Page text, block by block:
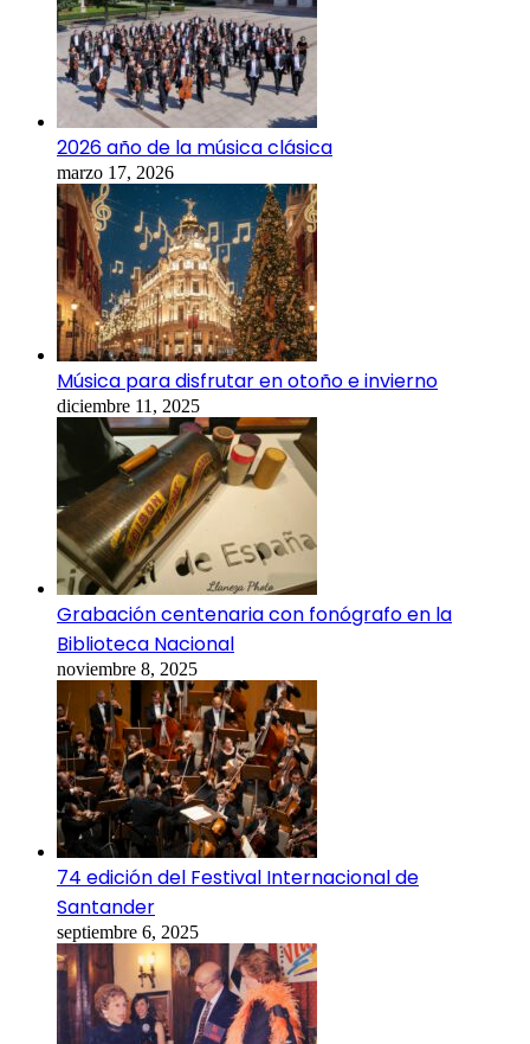
2026 año de la música clásica
marzo 17, 2026
Música para disfrutar en otoño e invierno
diciembre 11, 2025
Grabación centenaria con fonógrafo en la
Biblioteca Nacional
noviembre 8, 2025
74 edición del Festival Internacional de
Santander
septiembre 6, 2025